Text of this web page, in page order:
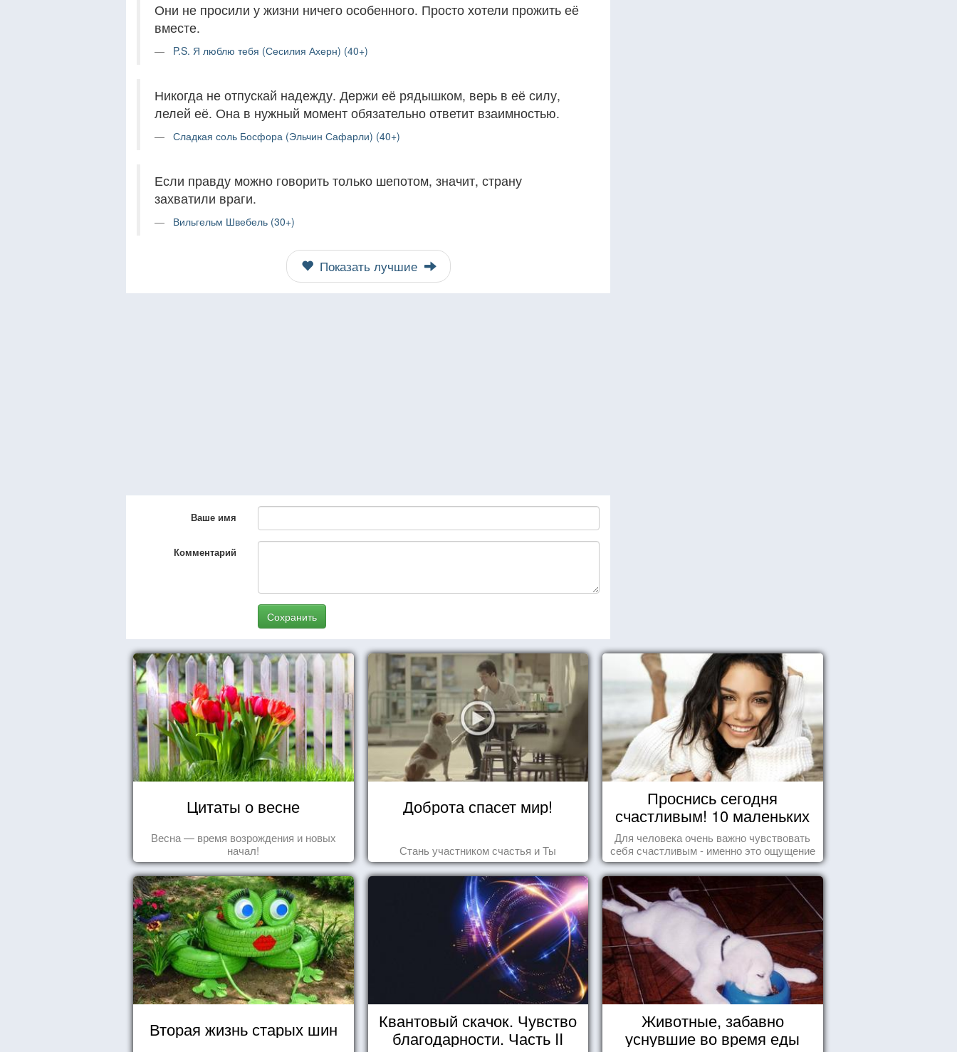
Они не просили у жизни ничего особенного. Просто хотели прожить её
вместе.
P.S. Я люблю тебя (Сесилия Ахерн) (40+)
Никогда не отпускай надежду. Держи её рядышком, верь в её силу,
лелей её. Она в нужный момент обязательно ответит взаимностью.
Сладкая соль Босфора (Эльчин Сафарли) (40+)
Если правду можно говорить только шепотом, значит, страну
захватили враги.
Вильгельм Швебель (30+)
Показать лучшие
Ваше имя
Комментарий
Сохранить
Цитаты о весне
Весна — время возрождения и новых
начал!
Доброта спасет мир!
Стань участником счастья и Ты
Проснись сегодня
счастливым! 10 маленьких
радостей настоящего
Счастья
Для человека очень важно чувствовать
себя счастливым - именно это ощущение
дарит позитивные эмоции и превращает
каждый день в маленький праздник.
Вторая жизнь старых шин
Квантовый скачок. Чувство
благодарности. Часть II
Животные, забавно
уснувшие во время еды